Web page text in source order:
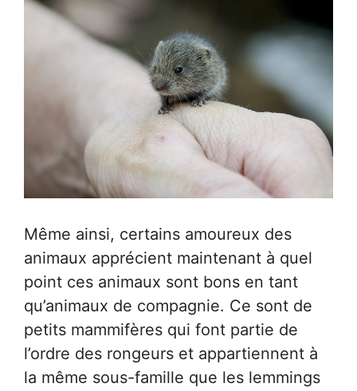
Même ainsi, certains amoureux des
animaux apprécient maintenant à quel
point ces animaux sont bons en tant
qu’animaux de compagnie. Ce sont de
petits mammifères qui font partie de
l’ordre des rongeurs et appartiennent à
la même sous-famille que les lemmings